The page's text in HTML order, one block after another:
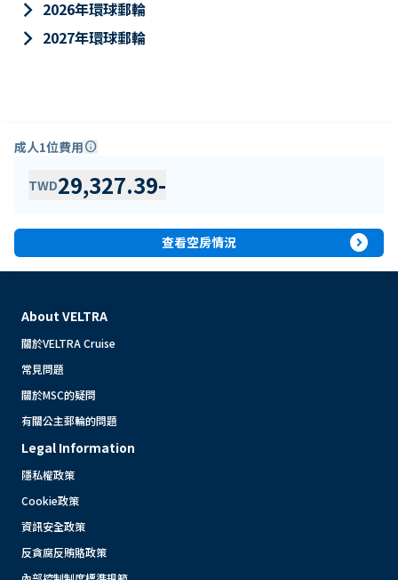
keyboard_arrow_right 2026年環球郵輪
keyboard_arrow_right 2027年環球郵輪
成人1位費用info
TWD29,327.39-
查看空房情況 expand_circle_right
About VELTRA
關於VELTRA Cruise
常見問題
關於MSC的疑問
有關公主郵輪的問題
Legal Information
隱私權政策
Cookie政策
資訊安全政策
反貪腐反賄賂政策